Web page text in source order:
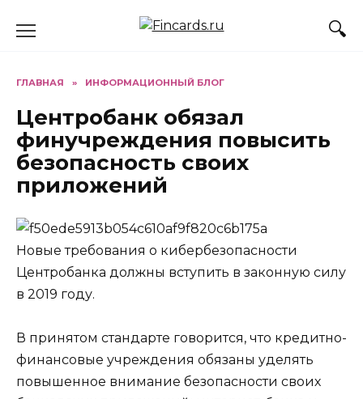
ГЛАВНАЯ » ИНФОРМАЦИОННЫЙ БЛОГ
Центробанк обязал
финучреждения повысить
безопасность своих
приложений
Новые требования о кибербезопасности
Центробанка должны вступить в законную силу
в 2019 году.
В принятом стандарте говорится, что кредитно-
финансовые учреждения обязаны уделять
повышенное внимание безопасности своих